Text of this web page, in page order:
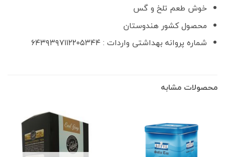
خوش طعم تلخ و گس
محصول کشور هندوستان
شماره پروانه بهداشتی واردات : ۶۴۳۹۳۹۷۱۱۲۲۰۵۳۴۴
محصولات مشابه